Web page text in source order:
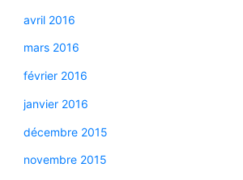
avril 2016
mars 2016
février 2016
janvier 2016
décembre 2015
novembre 2015